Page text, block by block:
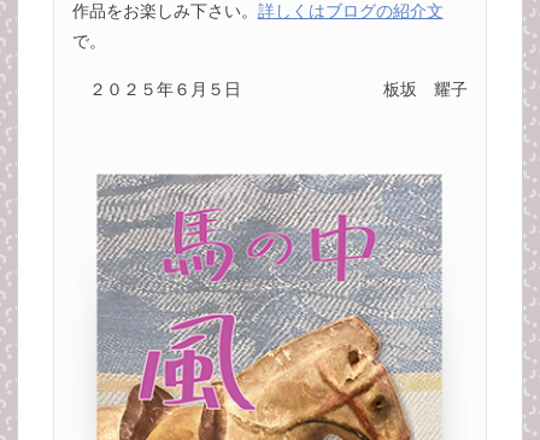
作品をお楽しみ下さい。 詳しくはブログの紹介文
で。
２０２５年６月５日 板坂 耀子